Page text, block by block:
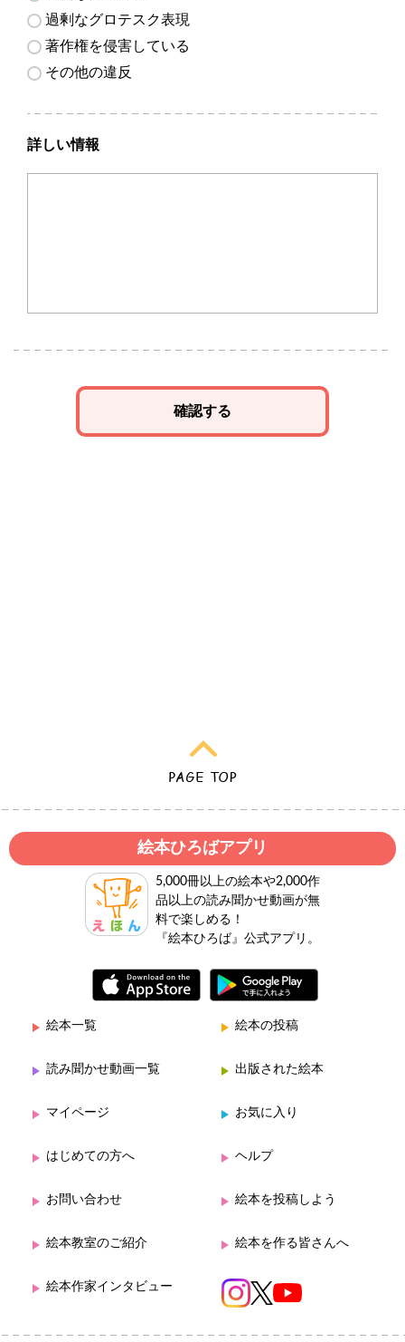
過剰なグロテスク表現
著作権を侵害している
その他の違反
詳しい情報
確認する
絵本ひろばアプリ
5,000冊以上の絵本や2,000作
品以上の読み聞かせ動画が無
料で楽しめる！
『絵本ひろば』公式アプリ。
絵本一覧 絵本の投稿
読み聞かせ動画一覧 出版された絵本
マイページ お気に入り
はじめての方へ ヘルプ
お問い合わせ 絵本を投稿しよう
絵本教室のご紹介 絵本を作る皆さんへ
絵本作家インタビュー